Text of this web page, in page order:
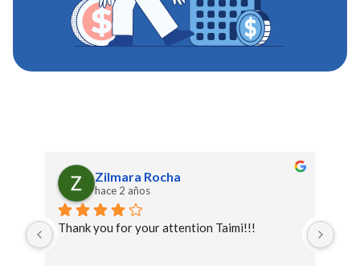
Zilmara Rocha
hace 2 años
Thank you for your attention Taimi!!!